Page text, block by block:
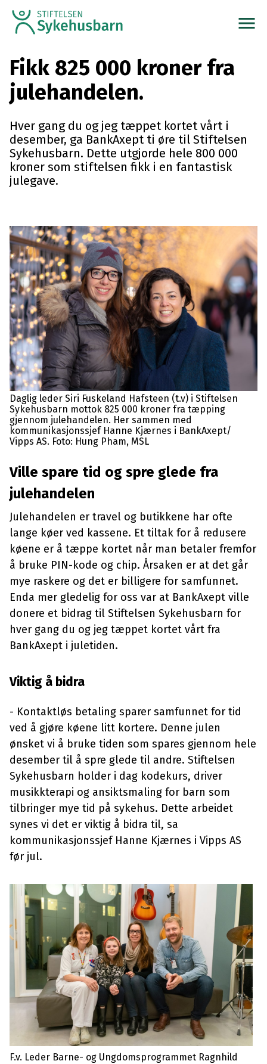
menu
Fikk 825 000 kroner fra
julehandelen.
Hver gang du og jeg tæppet kortet vårt i
desember, ga BankAxept ti øre til Stiftelsen
Sykehusbarn. Dette utgjorde hele 800 000
kroner som stiftelsen fikk i en fantastisk
julegave.
Daglig leder Siri Fuskeland Hafsteen (t.v) i Stiftelsen
Sykehusbarn mottok 825 000 kroner fra tæpping
gjennom julehandelen. Her sammen med
kommunikasjonssjef Hanne Kjærnes i BankAxept/
Vipps AS. Foto: Hung Pham, MSL
Ville spare tid og spre glede fra
julehandelen
Julehandelen er travel og butikkene har ofte
lange køer ved kassene. Et tiltak for å redusere
køene er å tæppe kortet når man betaler fremfor
å bruke PIN-kode og chip. Årsaken er at det går
mye raskere og det er billigere for samfunnet.
Enda mer gledelig for oss var at BankAxept ville
donere et bidrag til Stiftelsen Sykehusbarn for
hver gang du og jeg tæppet kortet vårt fra
BankAxept i juletiden.
Viktig å bidra
- Kontaktløs betaling sparer samfunnet for tid
ved å gjøre køene litt kortere. Denne julen
ønsket vi å bruke tiden som spares gjennom hele
desember til å spre glede til andre. Stiftelsen
Sykehusbarn holder i dag kodekurs, driver
musikkterapi og ansiktsmaling for barn som
tilbringer mye tid på sykehus. Dette arbeidet
synes vi det er viktig å bidra til, sa
kommunikasjonssjef Hanne Kjærnes i Vipps AS
før jul.
F.v. Leder Barne- og Ungdomsprogrammet Ragnhild